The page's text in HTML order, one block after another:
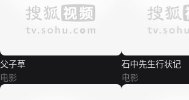
父子草
电影
石中先生行状记
电影